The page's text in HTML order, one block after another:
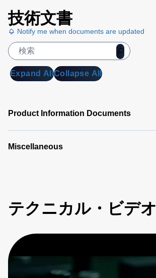
技術文書
Notify me when documents are updated
Expand AllCollapse All
Product Information Documents
Miscellaneous
テクニカル・ビデオ